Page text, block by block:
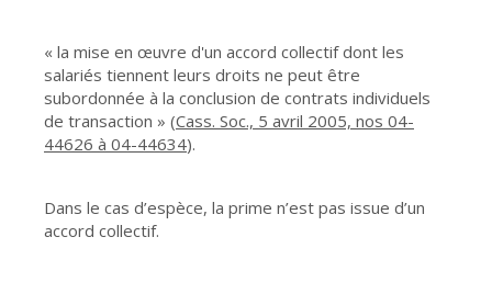
« la mise en œuvre d'un accord collectif dont les
salariés tiennent leurs droits ne peut être
subordonnée à la conclusion de contrats individuels
de transaction » (Cass. Soc., 5 avril 2005, nos 04-
44626 à 04-44634).
Dans le cas d’espèce, la prime n’est pas issue d’un
accord collectif.